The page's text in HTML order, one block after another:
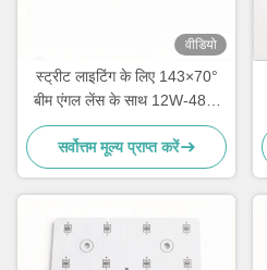
वीडियो
स्ट्रीट लाइटिंग के लिए 143×70°
बीम एंगल लेंस के साथ 12W-48W
SMD3535 LED पीसीबी बोर्ड
सर्वोत्तम मूल्य प्राप्त करें